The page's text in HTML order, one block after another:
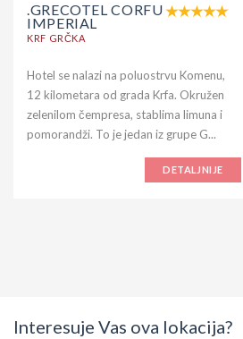
.GRECOTEL CORFU
IMPERIAL
KRF GRČKA
Hotel se nalazi na poluostrvu Komenu,
12 kilometara od grada Krfa. Okružen
zelenilom čempresa, stablima limuna i
pomorandži. To je jedan iz grupe G...
DETALJNIJE
Interesuje Vas ova lokacija?